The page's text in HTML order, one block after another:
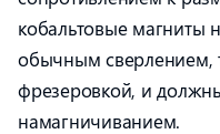
кобальтовые магниты
обычным сверлением,
фрезеровкой, и
намагничиванием.